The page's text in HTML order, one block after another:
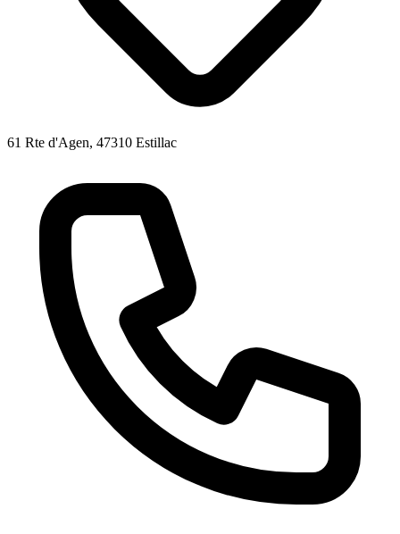
61 Rte d'Agen, 47310 Estillac